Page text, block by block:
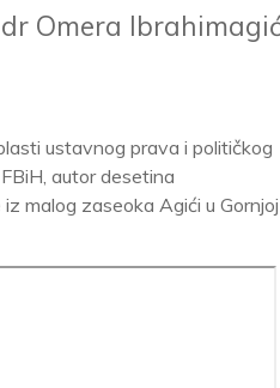
Omera
ustavnog prava i političkog
autor desetina
malog zaseoka Agići u Gornjoj